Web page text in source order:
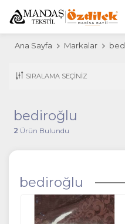
Ana Sayfa Markalar
bediroğlu
2 Ürün Bulundu
bediroğlu